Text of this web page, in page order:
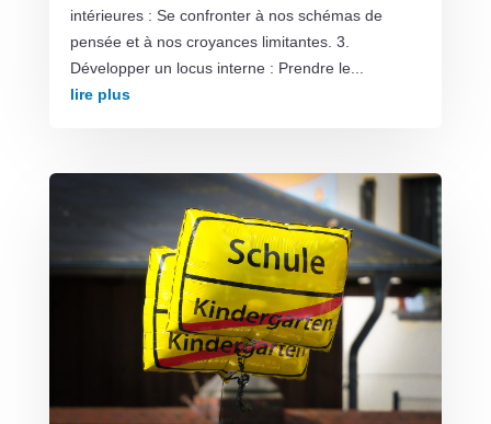
intérieures : Se confronter à nos schémas de
pensée et à nos croyances limitantes. 3.
Développer un locus interne : Prendre le...
lire plus